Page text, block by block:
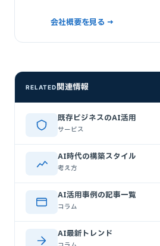
会社概要を見る →
RELATED関連情報
既存ビジネスのAI活用
サービス
AI時代の構築スタイル
考え方
AI活用事例の記事一覧
コラム
AI最新トレンド